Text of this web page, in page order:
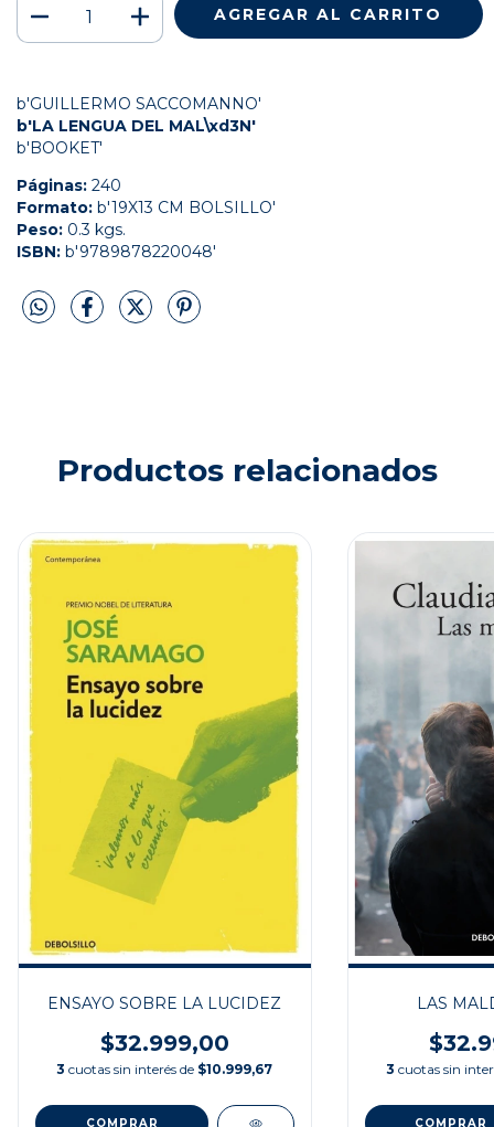
b'GUILLERMO SACCOMANNO'
b'LA LENGUA DEL MAL\xd3N'
b'BOOKET'
Páginas: 240
Formato: b'19X13 CM BOLSILLO'
Peso: 0.3 kgs.
ISBN: b'9789878220048'
Productos relacionados
ENSAYO SOBRE LA LUCIDEZ
$32.999,00
3 cuotas sin interés de $10.999,67
LAS
3 cuotas sin